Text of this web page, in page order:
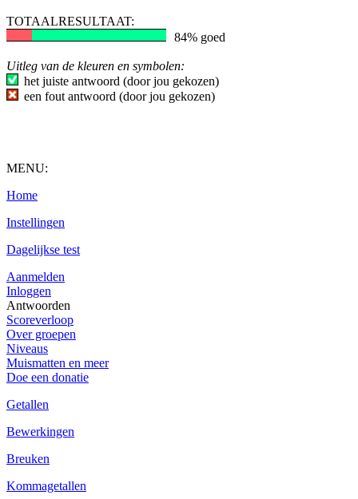
TOTAALRESULTAAT:
84% goed
Uitleg van de kleuren en symbolen:
het juiste antwoord (door jou gekozen)
een fout antwoord (door jou gekozen)
MENU:
Home
Instellingen
Dagelijkse test
Aanmelden
Inloggen
Antwoorden
Scoreverloop
Over groepen
Niveaus
Muismatten en meer
Doe een donatie
Getallen
Bewerkingen
Breuken
Kommagetallen